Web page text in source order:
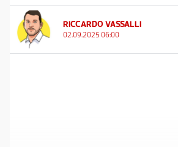
RICCARDO VASSALLI
02.09.2025 06:00